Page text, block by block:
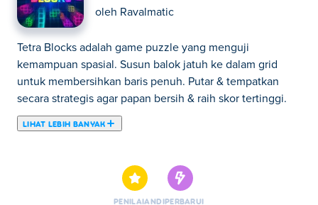
oleh Ravalmatic
Tetra Blocks adalah game puzzle yang menguji
kemampuan spasial. Susun balok jatuh ke dalam grid
untuk membersihkan baris penuh. Putar & tempatkan
secara strategis agar papan bersih & raih skor tertinggi.
LIHAT LEBIH BANYAK
PENILAIANDIPERBARUI